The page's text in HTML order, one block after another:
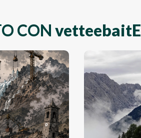
CON vetteebaitE